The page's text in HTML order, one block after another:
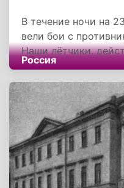
В течение ночи на
вели бои с
Наши лётчики,
фронте, 20 ноября
вражеские
боеприпасами, 115
грузами, 7 штабных
зенитно-
и истребили 1.600
неприятеля.
Россия